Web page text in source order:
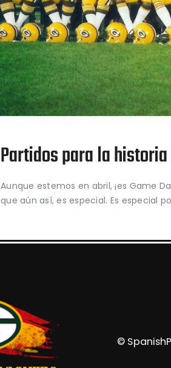
Partidos para la
Aunque estemos en abril, ¡es Game
que aún así, es especial. Es especial
©